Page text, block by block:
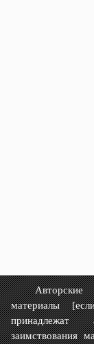
Авторские
материалы
заимствования